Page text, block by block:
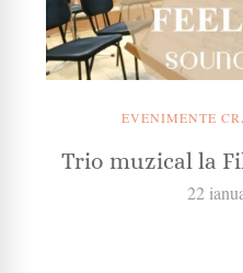
EVENIMENTE
Trio muzical la
22